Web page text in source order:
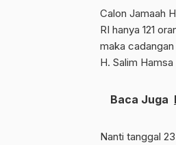
Calon Jamaah
RI hanya 121
maka
H. Salim
Baca Juga
Nanti tanggal